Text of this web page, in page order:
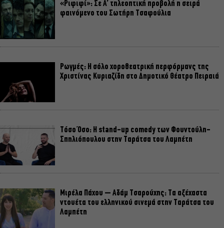
«Ριφιφί»: Σε Α’ τηλεοπτική προβολή η σειρά
φαινόμενο του Σωτήρη Τσαφούλια
Ρωγμές: Η σόλο χοροθεατρική περφόρμανς της
Χριστίνας Κυριαζίδη στο Δημοτικό Θέατρο Πειραιά
Τόσο Όσο: Η stand-up comedy των Φουντούλη-
Σπηλιόπουλου στην Ταράτσα του Λαμπέτη
Μιρέλα Πάχου – Αδάμ Τσαρούχης: Τα αξέχαστα
ντουέτα του ελληνικού σινεμά στην Ταράτσα του
Λαμπέτη